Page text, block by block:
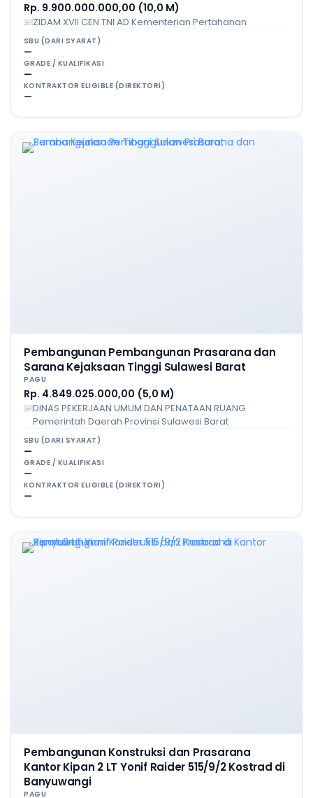
Rp. 9.900.000.000,00 (10,0 M)
ZIDAM XVII CEN TNI AD Kementerian Pertahanan
SBU (DARI SYARAT)
—
GRADE / KUALIFIKASI
—
KONTRAKTOR ELIGIBLE (DIREKTORI)
—
Pembangunan Pembangunan Prasarana dan
Sarana Kejaksaan Tinggi Sulawesi Barat
PAGU
Rp. 4.849.025.000,00 (5,0 M)
DINAS PEKERJAAN UMUM DAN PENATAAN RUANG
Pemerintah Daerah Provinsi Sulawesi Barat
SBU (DARI SYARAT)
—
GRADE / KUALIFIKASI
—
KONTRAKTOR ELIGIBLE (DIREKTORI)
—
Pembangunan Konstruksi dan Prasarana
Kantor Kipan 2 LT Yonif Raider 515/9/2 Kostrad di
Banyuwangi
PAGU